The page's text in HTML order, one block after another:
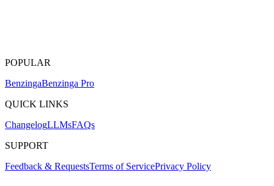
POPULAR
BenzingaBenzinga Pro
QUICK LINKS
ChangelogLLMsFAQs
SUPPORT
Feedback & RequestsTerms of ServicePrivacy Policy